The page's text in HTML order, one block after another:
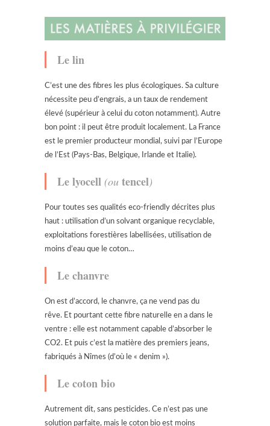
Le lin
C’est une des fibres les plus écologiques. Sa culture
nécessite peu d’engrais, a un taux de rendement
élevé (supérieur à celui du coton notamment). Autre
bon point : il peut être produit localement. La France
est le premier producteur mondial, suivi par l’Europe
de l’Est (Pays-Bas, Belgique, Irlande et Italie).
Le lyocell (ou tencel)
Pour toutes ses qualités eco-friendly décrites plus
haut : utilisation d’un solvant organique recyclable,
exploitations forestières labellisées, utilisation de
moins d’eau que le coton…
Le chanvre
On est d’accord, le chanvre, ça ne vend pas du
rêve. Et pourtant cette fibre naturelle en a dans le
ventre : elle est notamment capable d’absorber le
CO2. Et puis c’est la matière des premiers jeans,
fabriqués à Nîmes (d’où le « denim »).
Le coton bio
Autrement dit, sans pesticides. Ce n’est pas une
solution parfaite, mais le coton bio est moins